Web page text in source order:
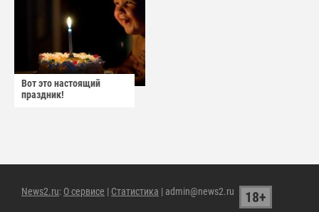
Вот это настоящий
праздник!
News2.ru: О сервисе | Статистика | admin@news2.ru 18+